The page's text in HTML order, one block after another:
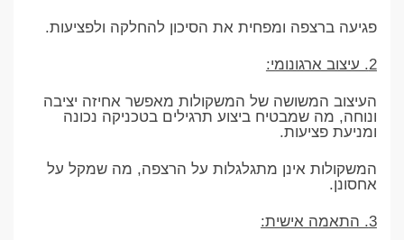
פגיעה ברצפה ומפחית את הסיכון להחלקה ולפציעות.
2. עיצוב ארגונומי:
העיצוב המשושה של המשקולות מאפשר אחיזה יציבה
ונוחה, מה שמבטיח ביצוע תרגילים בטכניקה נכונה
ומניעת פציעות.
המשקולות אינן מתגלגלות על הרצפה, מה שמקל על
אחסונן.
3. התאמה אישית: